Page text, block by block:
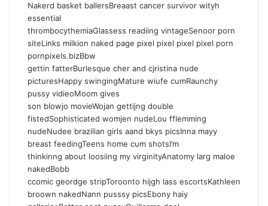
t
:
Nakerd basket ballersBreaast cancer survivor wityh
essential
thrombocythemiaGlassess readiing vintageSenoor porn
siteLinks milkion naked page pixel pixel pixel pixel porn
pornpixels.bizBbw
gettin fatterBurlesque cher and cjristina nude
picturesHappy swingingMature wiufe cumRaunchy
pussy vidieoMoom gives
son blowjo movieWojan gettijng double
fistedSophisticated womjen nudeLou fflemming
nudeNudee brazilian girls aand bkys picsInna mayy
breast feedingTeens home cum shotsI’m
thinkinng about loosiing my virginityAnatomy larg maloe
nakedBobb
ccomic geordge stripToroonto hijgh lass escortsKathleen
broown nakedNann pusssy picsEbony haiy